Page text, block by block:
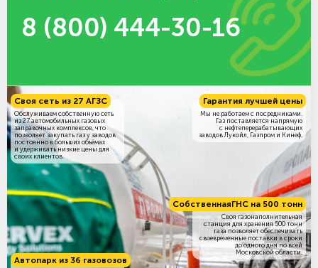
8 (800) 444-30-16
СобственнаяГНС на 500 тонн
Своя газонаполнительная
станция для хранения 500 тонн
газа позволяет обеспечивать
своевременные поставки в сроки
до одного дня по всей
Московской области.
Своя сеть из 27 АГЗС
Обслуживаем собственную сеть
из 27 автомобильных газовых
заправочных комплексов, что
позволяет закупать газ у заводов
постоянно в больших объёмах
и удерживать низкие цены для
своих клиентов.
Гарантия лучшей цены
Мы не работаем с посредниками.
Газ поставляется напрямую
с нефтеперерабатывающих
заводов Лукойл, Газпром и Кинеф.
Автопарк из 36 газовозов